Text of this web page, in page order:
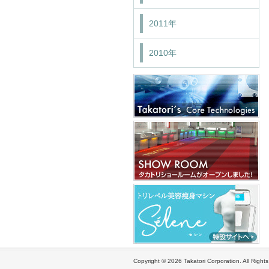
2011年
2010年
Copyright ©2026 Takatori Corporation. All Rights